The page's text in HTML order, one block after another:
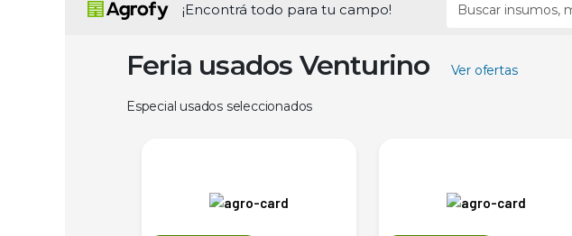
¡Encontrá todo para tu campo!
Feria usados Venturino Ver ofertas
Especial usados seleccionados